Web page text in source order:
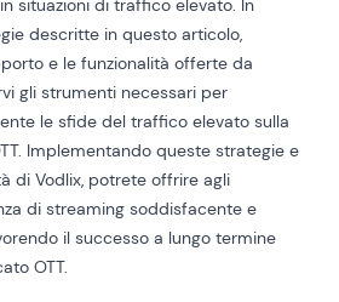
situazioni di traffico elevato. In
descritte in questo articolo,
e le funzionalità offerte da
gli strumenti necessari per
le sfide del traffico elevato sulla
Implementando queste strategie e
di Vodlix, potrete offrire agli
di streaming soddisfacente e
il successo a lungo termine
OTT.